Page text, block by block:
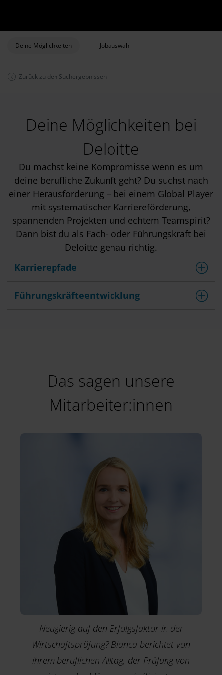
Deine Möglichkeiten Jobauswahl
Zurück zu den Suchergebnissen
Deine Möglichkeiten bei
Deloitte
Du machst keine Kompromisse wenn es um
deine berufliche Zukunft geht? Du suchst nach
einer Herausforderung – bei einem Global Player
mit systematischer Karriereförderung,
spannenden Projekten und echtem Teamspirit?
Dann bist du als Fach- oder Führungskraft bei
Deloitte genau richtig.
Karrierepfade
Führungskräfteentwicklung
Das sagen unsere
Mitarbeiter:innen
Neugierig auf den Erfolgsfaktor in der
Wirtschaftsprüfung? Bianca berichtet von
ihrem beruflichen Alltag, der Prüfung von